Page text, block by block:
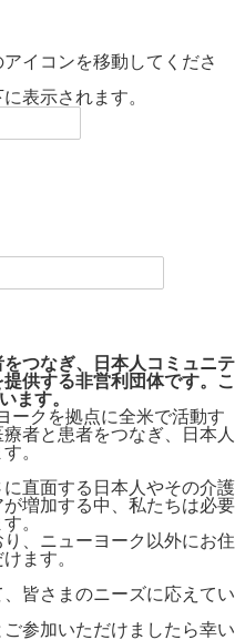
イコンを移動してくださ
表示されます。
つなぎ、日本人コミュニテ
供する非営利団体です。こ
ます。
ークを拠点に全米で活動す
者と患者をつなぎ、日本人
。
直面する日本人やその介護
増加する中、私たちは必要
。
、ニューヨーク以外にお住
ます。
皆さまのニーズに応えてい
参加いただけましたら幸い